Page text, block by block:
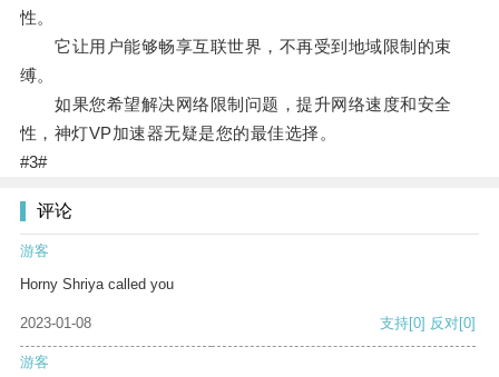
性。
它让用户能够畅享互联世界，不再受到地域限制的束
缚。
如果您希望解决网络限制问题，提升网络速度和安全
性，神灯VP加速器无疑是您的最佳选择。
#3#
评论
游客
Horny Shriya called you
2023-01-08 支持[0] 反对[0]
游客